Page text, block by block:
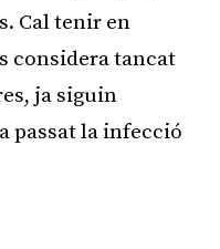
Cal tenir en
considera tancat
ja siguin
passat la infecció